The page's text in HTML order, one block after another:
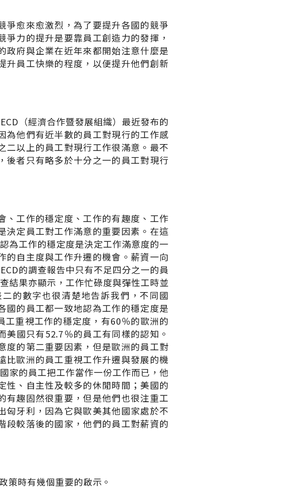
爭愈來愈激烈，為了要提升各國的競爭
力的提升是要靠員工創造力的發揮，
政府與企業在近年來都開始注意什麼是
升員工快樂的程度，以便提升他們創新
（經濟合作暨發展組織）最近發布的
為他們有近半數的員工對現行的工作感
二以上的員工對現行工作很滿意。最不
後者只有略多於十分之一的員工對現行
、工作的穩定度、工作的有趣度、工作
決定員工對工作滿意的重要因素。在這
為工作的穩定度是決定工作滿意度的一
的自主度與工作升遷的機會。薪資一向
的調查報告中只有不足四分之一的員
結果亦顯示，工作忙碌度與彈性工時並
的數字也很清楚地告訴我們，不同國
國的員工都一致地認為工作的穩定度是
重視工作的穩定度，有60％的歐洲的
國只有52.7％的員工有同樣的認知。
度的第二重要因素，但是歐洲的員工對
比歐洲的員工重視工作升遷與發展的機
家的員工把工作當作一份工作而已，他
性、自主性及較多的休閒時間；美國的
有趣固然很重要，但是他們也很注重工
匈牙利，因為它與歐美其他國家處於不
段較落後的國家，他們的員工對薪資的
策時有幾個重要的啟示。